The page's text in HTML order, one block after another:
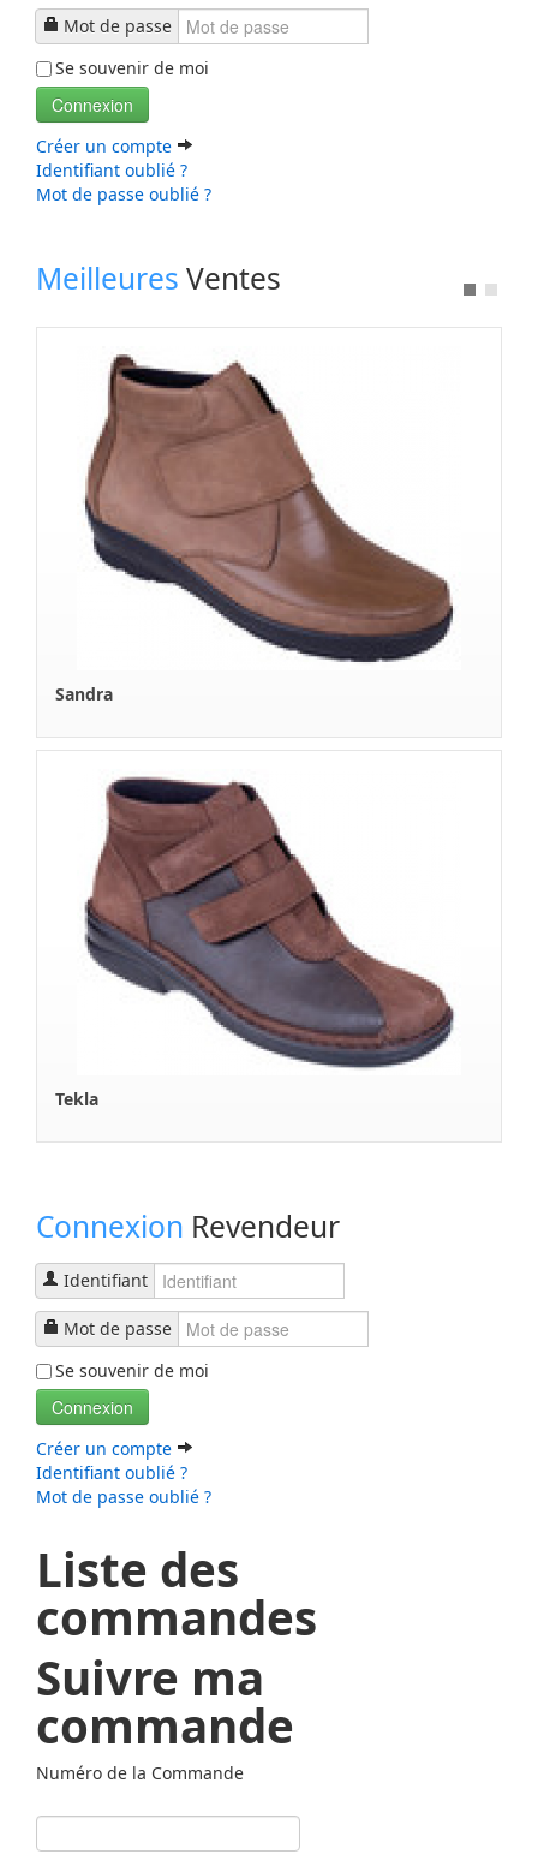
Mot de passe
Se souvenir de moi
Connexion
Créer un compte
Identifiant oublié ?
Mot de passe oublié ?
Meilleures Ventes
Connexion Revendeur
Identifiant
Mot de passe
Se souvenir de moi
Connexion
Créer un compte
Identifiant oublié ?
Mot de passe oublié ?
Liste des
commandes
Suivre ma
commande
Numéro de la Commande